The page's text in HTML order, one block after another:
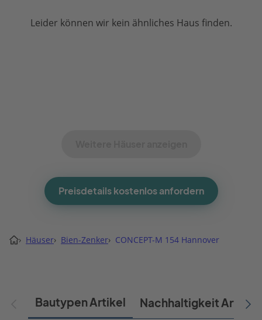
Leider können wir kein ähnliches Haus finden.
Preisdetails kostenlos anfordern
› Häuser› Bien-Zenker› CONCEPT-M 154 Hannover
Bautypen Artikel Nachhaltigkeit Artikel